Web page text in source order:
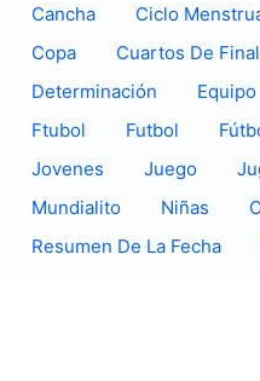
Cancha
Ciclo
Copa
Cuartos De Final
Determinación
Equipo
Ftubol
Futbol
Jovenes
Juego
Mundialito
Niñas
Resumen De La Fecha